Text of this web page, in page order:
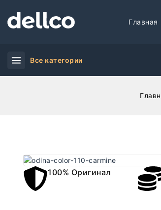
Главная
Все категории
100% Оригинал